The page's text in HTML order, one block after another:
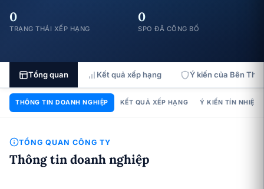
0
TRẠNG THÁI XẾP HẠNG
0
SPO ĐÃ CÔNG BỐ
Tổng quan Kết quả xếp hạng Ý kiến của Bên Thứ
THÔNG TIN DOANH NGHIỆP KẾT QUẢ XẾP HẠNG Ý KIẾN TÍN NHIỆM
TỔNG QUAN CÔNG TY
Thông tin doanh nghiệp